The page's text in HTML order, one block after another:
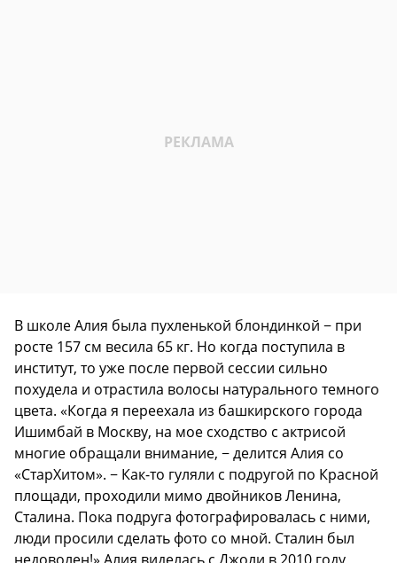
В школе Алия была пухленькой блондинкой − при
росте 157 см весила 65 кг. Но когда поступила в
институт, то уже после первой сессии сильно
похудела и отрастила волосы натурального темного
цвета. «Когда я переехала из башкирского города
Ишимбай в Москву, на мое сходство с актрисой
многие обращали внимание, − делится Алия со
«СтарХитом». − Как-то гуляли с подругой по Красной
площади, проходили мимо двойников Ленина,
Сталина. Пока подруга фотографировалась с ними,
люди просили сделать фото со мной. Сталин был